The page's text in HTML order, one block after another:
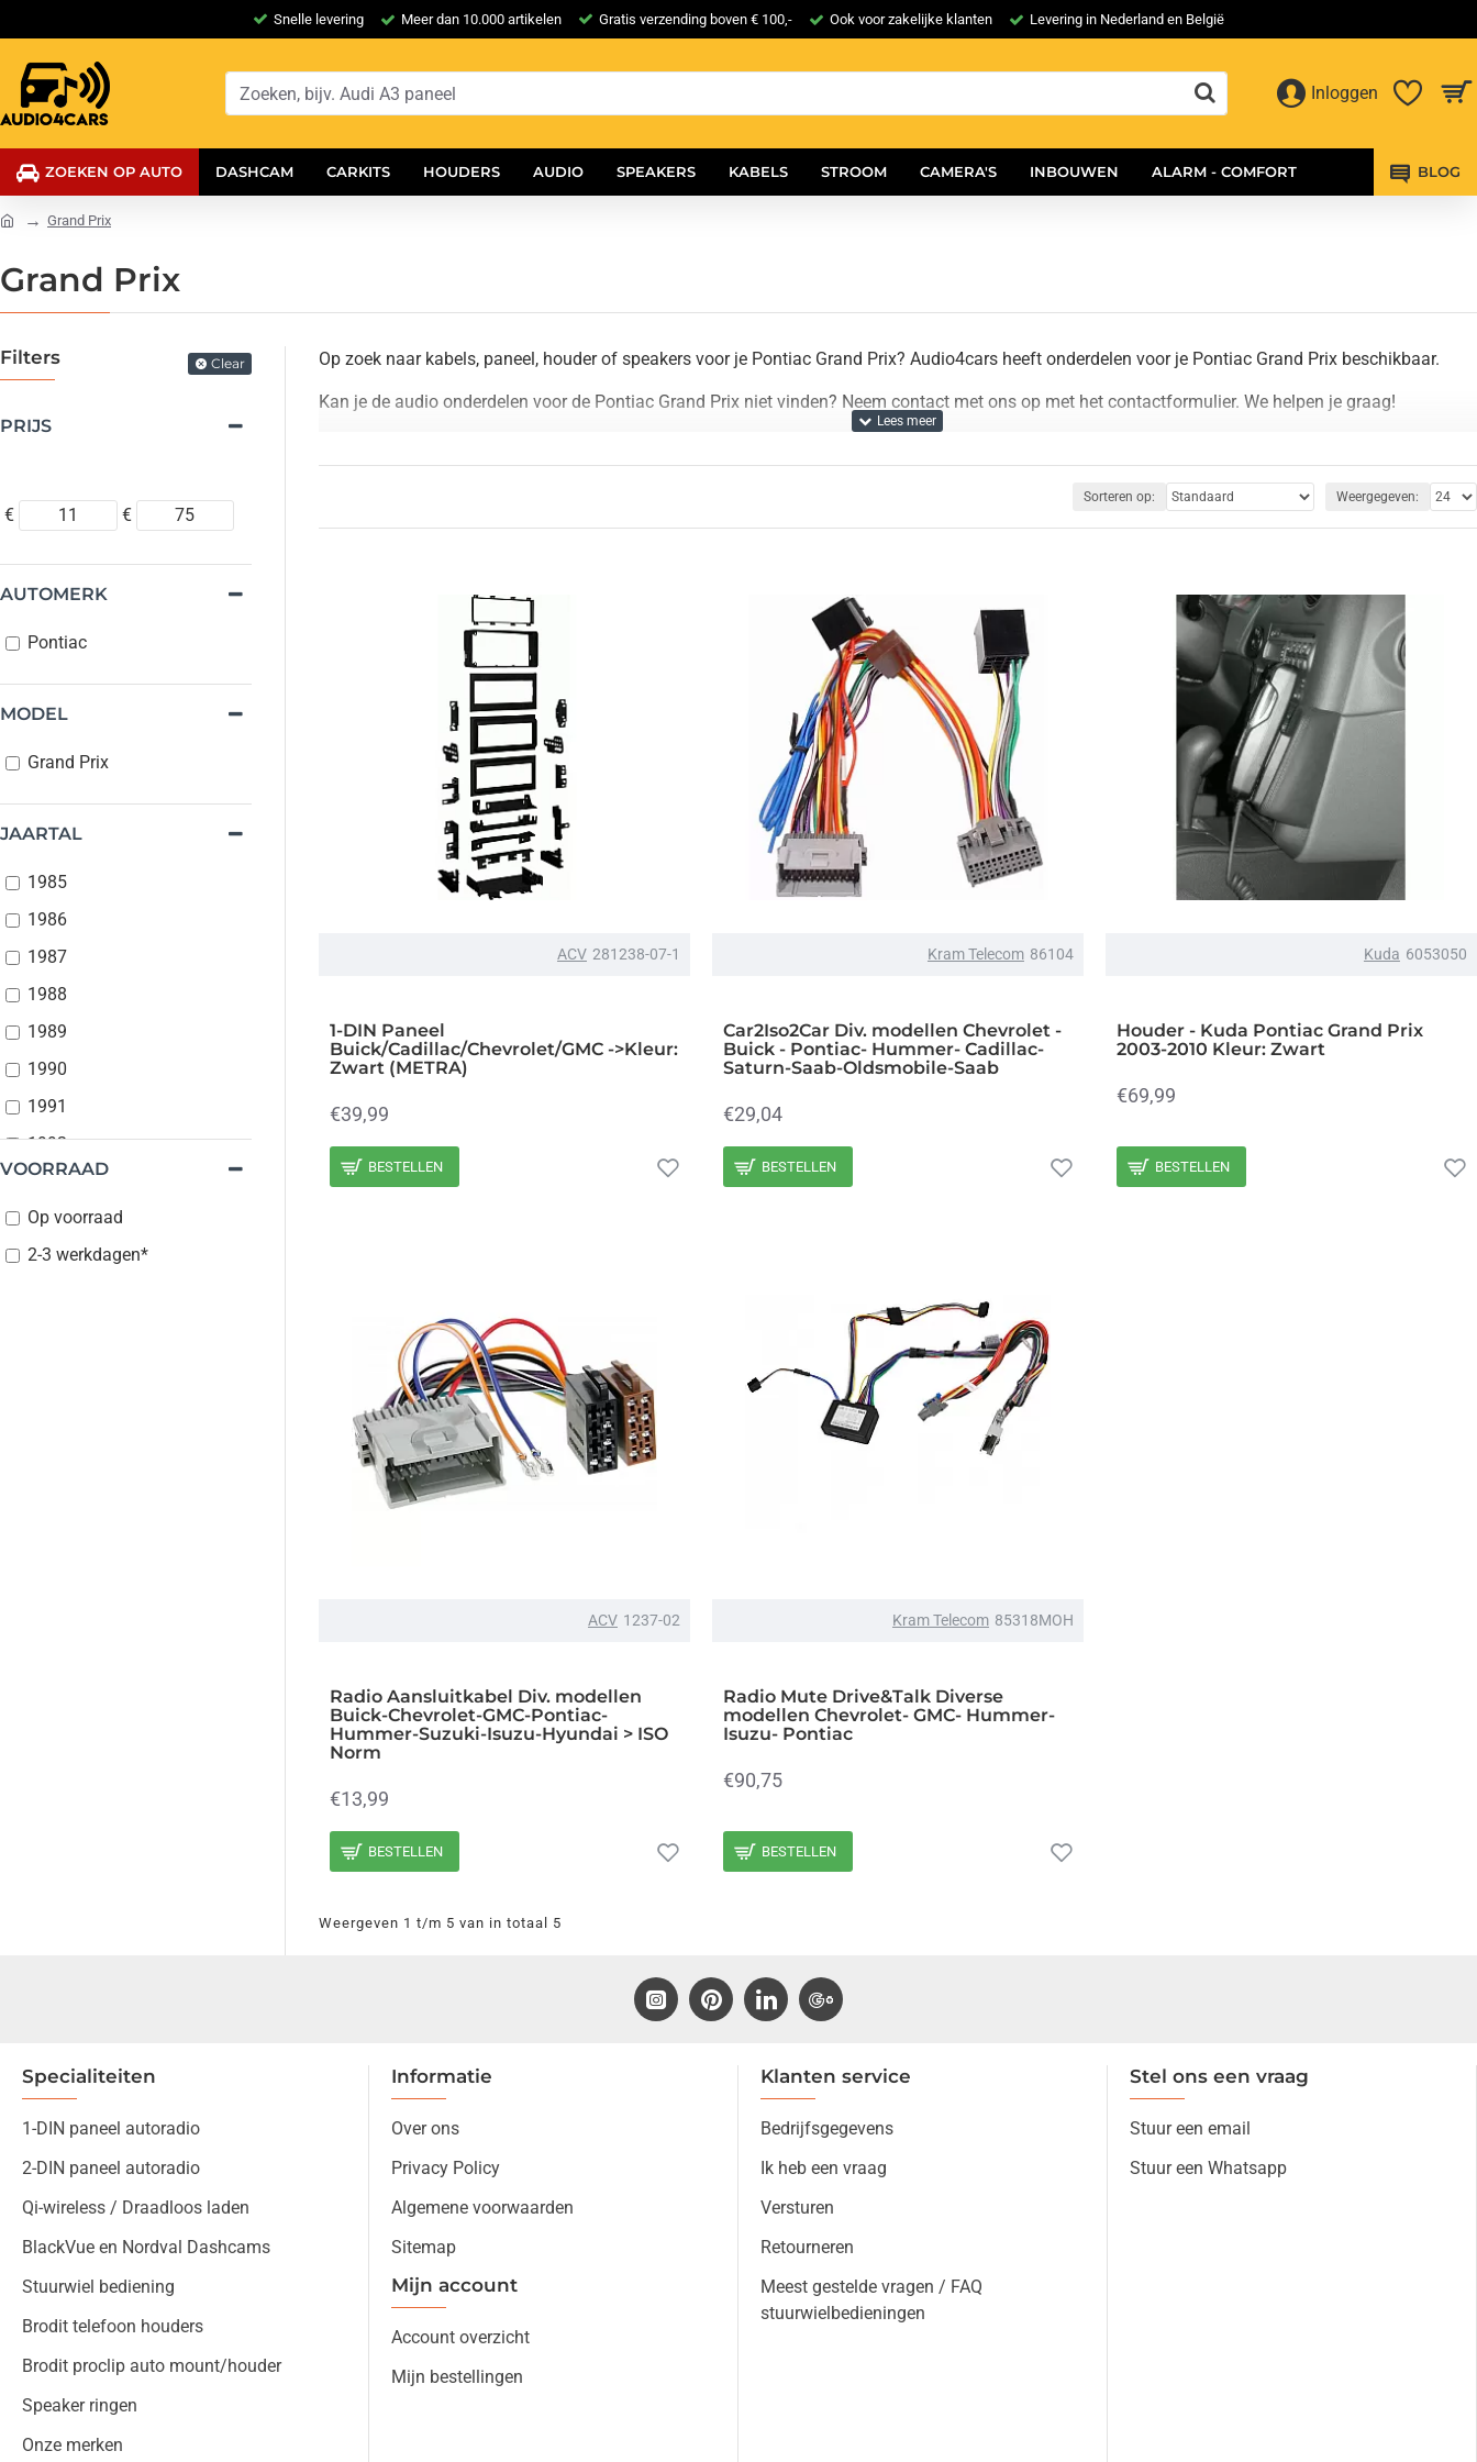
Snelle levering Meer dan 10.000 artikelen Gratis verzending boven € 100,- Ook voor zakelijke klanten Levering in Nederland en België
Inloggen
ZOEKEN OP AUTO DASHCAM CARKITS HOUDERS AUDIO SPEAKERS KABELS STROOM CAMERA'S INBOUWEN ALARM - COMFORT BLOG
Grand Prix
Grand Prix
Filters Clear
PRIJS
€ €
JAARTAL
1985
1986
1987
1988
1989
1990
1991
1992
1993
1994
1995
MODEL
Grand Prix
AUTOMERK
Pontiac
VOORRAAD
Op voorraad
2-3 werkdagen*
Op zoek naar kabels, paneel, houder of speakers voor je Pontiac Grand Prix? Audio4cars heeft onderdelen voor je Pontiac Grand Prix beschikbaar.
Kan je de audio onderdelen voor de Pontiac Grand Prix niet vinden? Neem contact met ons op met het contactformulier. We helpen je graag!
Sorteren op: Weergegeven:
ACV 281238-07-1
1-DIN Paneel
Buick/Cadillac/Chevrolet/GMC ->Kleur:
Zwart (METRA)
€39,99
BESTELLEN
Kram Telecom 86104
Car2Iso2Car Div. modellen Chevrolet -
Buick - Pontiac- Hummer- Cadillac-
Saturn-Saab-Oldsmobile-Saab
€29,04
BESTELLEN
Kuda 6053050
Houder - Kuda Pontiac Grand Prix
2003-2010 Kleur: Zwart
€69,99
BESTELLEN
ACV 1237-02
Radio Aansluitkabel Div. modellen
Buick-Chevrolet-GMC-Pontiac-
Hummer-Suzuki-Isuzu-Hyundai > ISO
Norm
€13,99
BESTELLEN
Kram Telecom 85318MOH
Radio Mute Drive&Talk Diverse
modellen Chevrolet- GMC- Hummer-
Isuzu- Pontiac
€90,75
BESTELLEN
Weergeven 1 t/m 5 van in totaal 5
Specialiteiten
1-DIN paneel autoradio
2-DIN paneel autoradio
Qi-wireless / Draadloos laden
BlackVue en Nordval Dashcams
Stuurwiel bediening
Brodit telefoon houders
Brodit proclip auto mount/houder
Speaker ringen
Onze merken
Informatie
Over ons
Privacy Policy
Algemene voorwaarden
Sitemap
Mijn account
Account overzicht
Mijn bestellingen
Klanten service
Bedrijfsgegevens
Ik heb een vraag
Versturen
Retourneren
Meest gestelde vragen / FAQ
stuurwielbedieningen
Stel ons een vraag
Stuur een email
Stuur een Whatsapp